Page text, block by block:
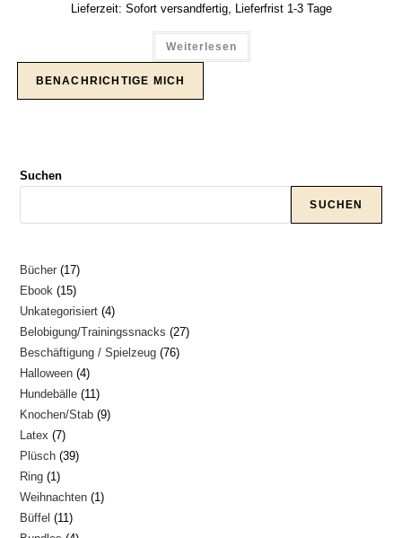
Lieferzeit: Sofort versandfertig, Lieferfrist 1-3 Tage
Weiterlesen
Suchen
SUCHEN
Bücher 1717
Produkte
Ebook 1515
Produkte
Unkategorisiert 44
Produkte
Belobigung/Trainingssnacks 2727
Beschäftigung / Spielzeug 7676
Halloween 44
Produkte
Hundebälle 1111
Produkte
Knochen/Stab 99
Latex 77
Produkte
Plüsch 3939
Ring 11
Produkt
Weihnachten 11
Büffel 1111